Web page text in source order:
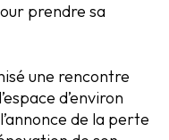
prendre sa
une rencontre
d’environ
de la perte